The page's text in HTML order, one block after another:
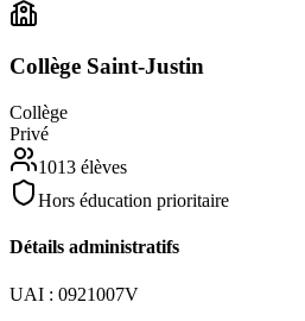
Collège Saint-Justin
Collège
Privé
1013 élèves
Hors éducation prioritaire
Détails administratifs
UAI : 0921007V